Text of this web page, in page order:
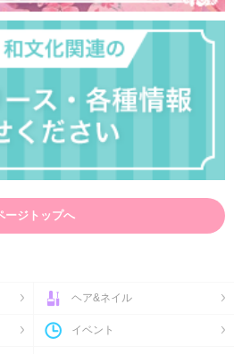
ージトップへ
ヘア&ネイル
イベント